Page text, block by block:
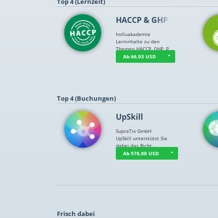
HACCP & GHP
holluakademie
Lerninhalte zu den
Themen HACCP, GHP, P…
Ab 66,93 USD
Top 4 (Buchungen)
UpSkill
SupraTix GmbH
UpSkill unterstützt Sie
dabei das Richt…
Ab 576,88 USD
Frisch dabei